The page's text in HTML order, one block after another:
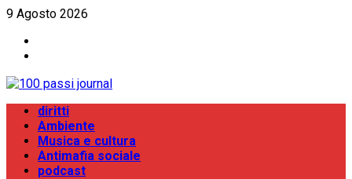
Vai
contenuto
9 Agosto 2026
Menu
principale
diritti
Ambiente
Musica e cultura
Antimafia sociale
podcast